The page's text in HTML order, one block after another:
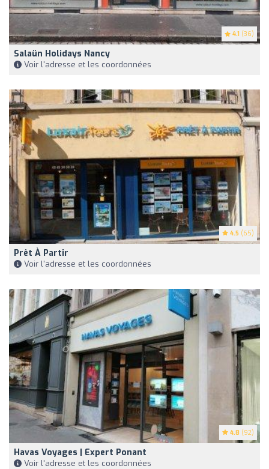
4.1 (36)
Salaün Holidays Nancy
Voir l'adresse et les coordonnées
4.5 (65)
Prêt À Partir
Voir l'adresse et les coordonnées
4.8 (92)
Havas Voyages | Expert Ponant
Voir l'adresse et les coordonnées